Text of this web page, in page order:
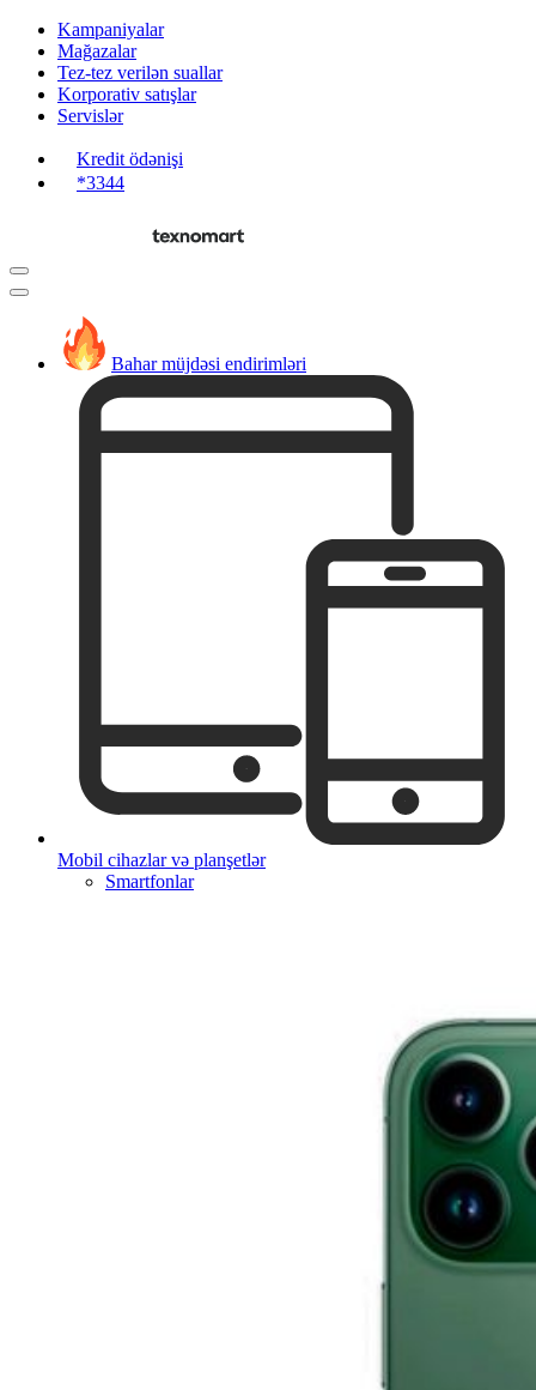
Kampaniyalar
Mağazalar
Tez-tez verilən suallar
Korporativ satışlar
Servislər
Kredit ödənişi
*3344
Bahar müjdəsi endirimləri
Mobil cihazlar və planşetlər
Smartfonlar